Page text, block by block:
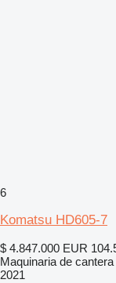
6
Komatsu HD605-7
$ 4.847.000 EUR
Maquinaria de
2021